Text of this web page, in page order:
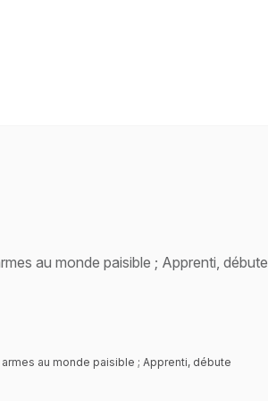
au monde paisible ; Apprenti, débute
au monde paisible ; Apprenti, débute